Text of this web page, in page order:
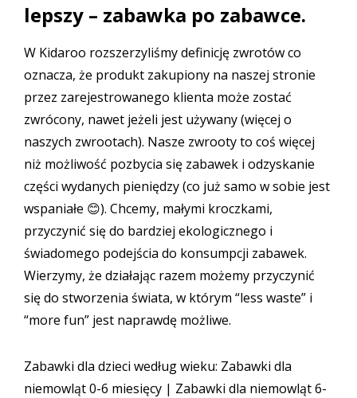
lepszy – zabawka po zabawce.
W Kidaroo rozszerzyliśmy definicję zwrotów co
oznacza, że produkt zakupiony na naszej stronie
przez zarejestrowanego klienta może zostać
zwrócony, nawet jeżeli jest używany (więcej o
naszych zwrootach). Nasze zwrooty to coś więcej
niż możliwość pozbycia się zabawek i odzyskanie
części wydanych pieniędzy (co już samo w sobie jest
wspaniałe 😊). Chcemy, małymi kroczkami,
przyczynić się do bardziej ekologicznego i
świadomego podejścia do konsumpcji zabawek.
Wierzymy, że działając razem możemy przyczynić
się do stworzenia świata, w którym “less waste” i
“more fun” jest naprawdę możliwe.
Zabawki dla dzieci według wieku: Zabawki dla
niemowląt 0-6 miesięcy | Zabawki dla niemowląt 6-